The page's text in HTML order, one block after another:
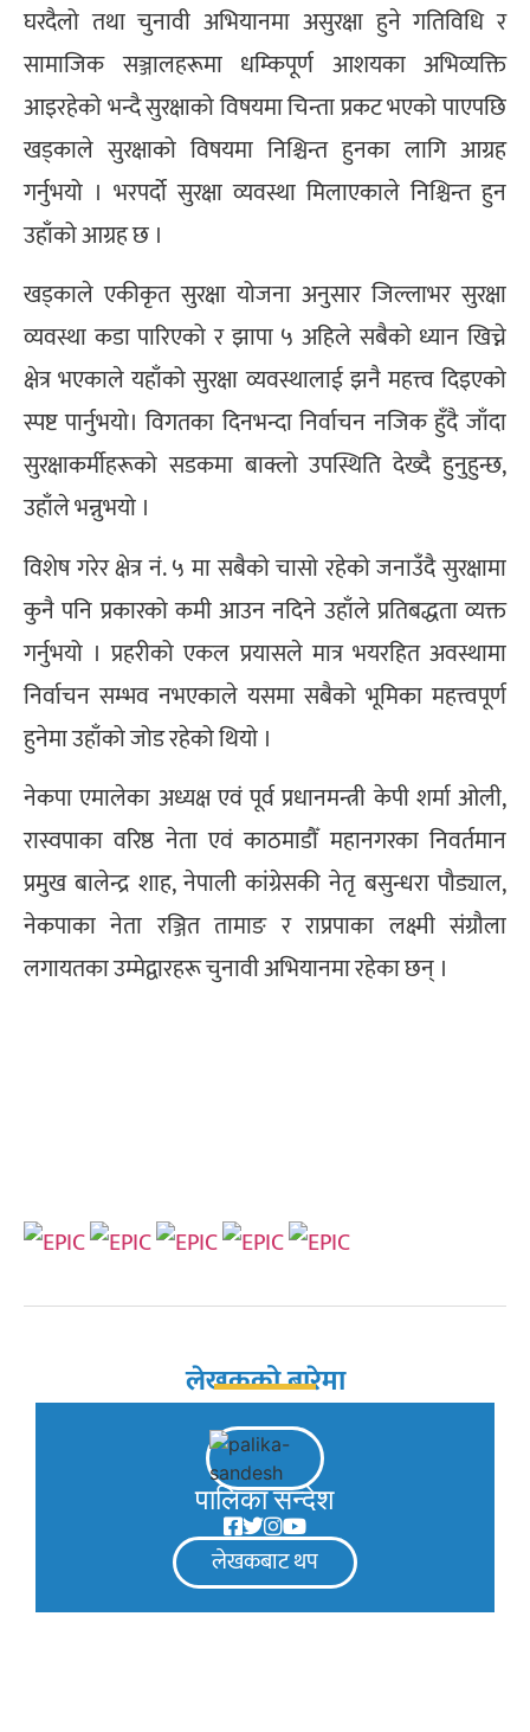
घरदैलो तथा चुनावी अभियानमा असुरक्षा हुने गतिविधि र
सामाजिक सञ्जालहरूमा धम्किपूर्ण आशयका अभिव्यक्ति
आइरहेको भन्दै सुरक्षाको विषयमा चिन्ता प्रकट भएको पाएपछि
खड्काले सुरक्षाको विषयमा निश्चिन्त हुनका लागि आग्रह
गर्नुभयो । भरपर्दो सुरक्षा व्यवस्था मिलाएकाले निश्चिन्त हुन
उहाँको आग्रह छ ।
खड्काले एकीकृत सुरक्षा योजना अनुसार जिल्लाभर सुरक्षा
व्यवस्था कडा पारिएको र झापा ५ अहिले सबैको ध्यान खिच्ने
क्षेत्र भएकाले यहाँको सुरक्षा व्यवस्थालाई झनै महत्त्व दिइएको
स्पष्ट पार्नुभयो। विगतका दिनभन्दा निर्वाचन नजिक हुँदै जाँदा
सुरक्षाकर्मीहरूको सडकमा बाक्लो उपस्थिति देख्दै हुनुहुन्छ,
उहाँले भन्नुभयो ।
विशेष गरेर क्षेत्र नं. ५ मा सबैको चासो रहेको जनाउँदै सुरक्षामा
कुनै पनि प्रकारको कमी आउन नदिने उहाँले प्रतिबद्धता व्यक्त
गर्नुभयो । प्रहरीको एकल प्रयासले मात्र भयरहित अवस्थामा
निर्वाचन सम्भव नभएकाले यसमा सबैको भूमिका महत्त्वपूर्ण
हुनेमा उहाँको जोड रहेको थियो ।
नेकपा एमालेका अध्यक्ष एवं पूर्व प्रधानमन्त्री केपी शर्मा ओली,
रास्वपाका वरिष्ठ नेता एवं काठमाडौँ महानगरका निवर्तमान
प्रमुख बालेन्द्र शाह, नेपाली कांग्रेसकी नेतृ बसुन्धरा पौड्याल,
नेकपाका नेता रञ्जित तामाङ र राप्रपाका लक्ष्मी संग्रौला
लगायतका उम्मेद्वारहरू चुनावी अभियानमा रहेका छन् ।
लेखकको बारेमा
पालिका सन्देश
लेखकबाट थप